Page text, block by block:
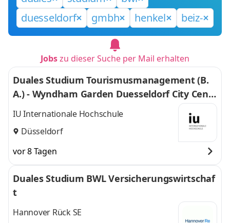
duesseldorf
gmbh henkel beiz-
Jobszu dieser Suche per Mail erhalten
Duales Studium Tourismusmanagement (B.
A.) - Wyndham Garden Duesseldorf City Centr
e Koenigsallee Hotel
IU Internationale Hochschule
Düsseldorf
vor 8 Tagen
Duales Studium BWL Versicherungswirtschaf
t
Hannover Rück SE